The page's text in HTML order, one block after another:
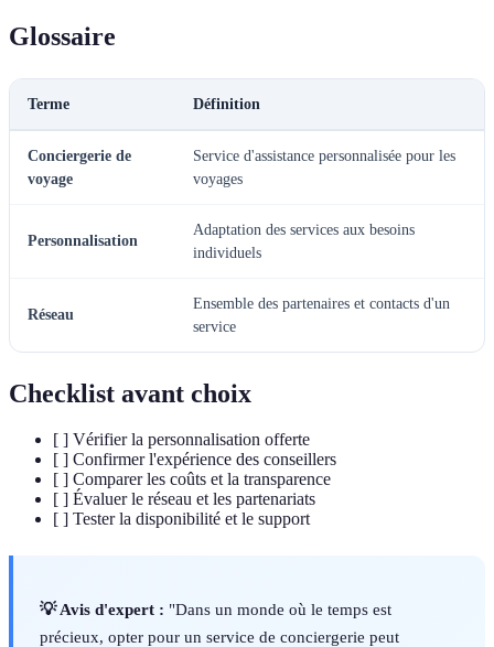
Glossaire
Terme Définition
Conciergerie de
voyage
Service d'assistance personnalisée pour les
voyages
Personnalisation
Adaptation des services aux besoins
individuels
Réseau
Ensemble des partenaires et contacts d'un
service
Checklist avant choix
[ ] Vérifier la personnalisation offerte
[ ] Confirmer l'expérience des conseillers
[ ] Comparer les coûts et la transparence
[ ] Évaluer le réseau et les partenariats
[ ] Tester la disponibilité et le support
💡 Avis d'expert : "Dans un monde où le temps est
précieux, opter pour un service de conciergerie peut